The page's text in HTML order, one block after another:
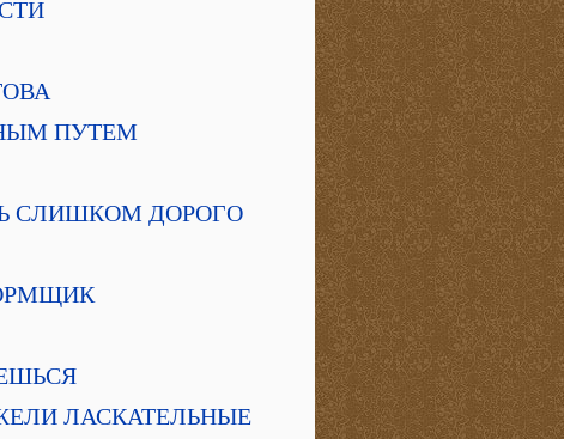
ПУТЕМ
СЛИШКОМ ДОРОГО
ЛАСКАТЕЛЬНЫЕ